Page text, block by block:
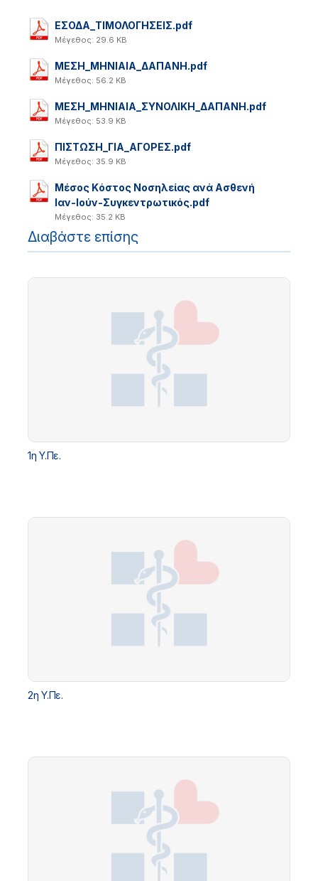
ΕΣΟΔΑ_ΤΙΜΟΛΟΓΗΣΕΙΣ.pdf
Μέγεθος: 29.6 KB
ΜΕΣΗ_ΜΗΝΙΑΙΑ_ΔΑΠΑΝΗ.pdf
Μέγεθος: 56.2 KB
ΜΕΣΗ_ΜΗΝΙΑΙΑ_ΣΥΝΟΛΙΚΗ_ΔΑΠΑΝΗ.pdf
Μέγεθος: 53.9 KB
ΠΙΣΤΩΣΗ_ΓΙΑ_ΑΓΟΡΕΣ.pdf
Μέγεθος: 35.9 KB
Μέσος Kόστος Νοσηλείας ανά Ασθενή
Ιαν-Ιούν-Συγκεντρωτικός.pdf
Μέγεθος: 35.2 KB
Διαβάστε επίσης
1η Υ.Πε.
2η Υ.Πε.